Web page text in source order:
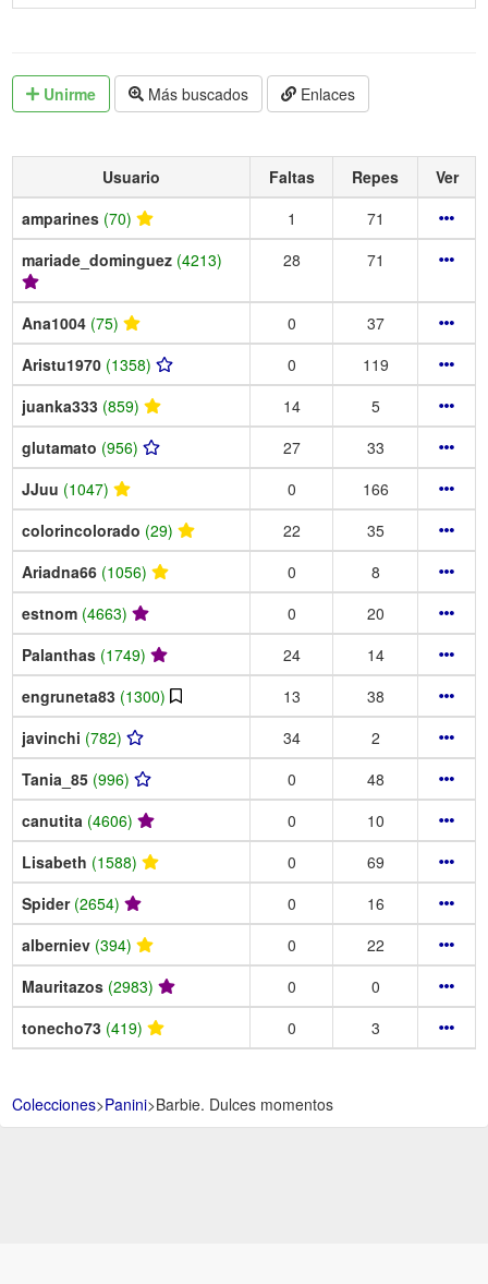
Unirme Más buscados Enlaces
Usuario Faltas Repes
Ver
amparines (70) 1
71
mariade_dominguez (4213) 28 71
Ana1004 (75) 0
37
Aristu1970 (1358) 0
119
juanka333 (859) 14
5
glutamato (956) 27
33
JJuu (1047) 0
166
colorincolorado (29) 22
35
Ariadna66 (1056) 0
8
estnom (4663) 0
20
Palanthas (1749) 24
14
engruneta83 (1300) 13
38
javinchi (782) 34
2
Tania_85 (996) 0
48
canutita (4606) 0
10
Lisabeth (1588) 0
69
Spider (2654) 0
16
alberniev (394) 0
22
Mauritazos (2983) 0
0
tonecho73 (419) 0 3
Colecciones>Panini>Barbie. Dulces momentos